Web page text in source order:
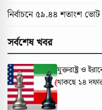
নির্বাচনে ৫৯.৪৪ শতাংশ
সর্বশেষ খবর
যুক্তরাষ্ট্র ও
থাকছে ১৪